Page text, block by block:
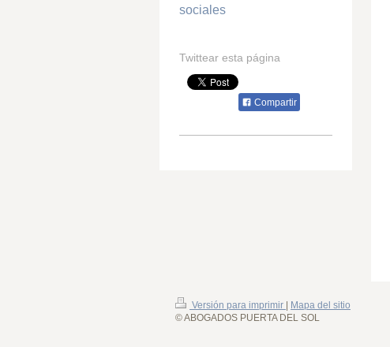
sociales
Twittear esta página
Compartir
Versión para imprimir
Mapa del sitio
© ABOGADOS PUERTA DEL SOL